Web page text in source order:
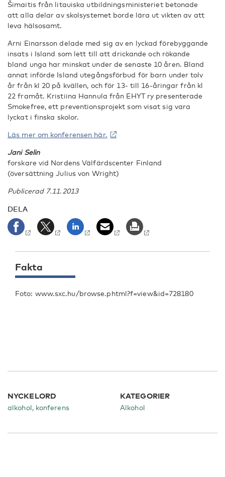
Šimaitis från litauiska utbildningsministeriet betonade
att alla delar av skolsystemet borde lära ut vikten av att
leva hälsosamt.
Arni Einarsson delade med sig av en lyckad förebyggande
insats i Island som lett till att drickande och rökande
bland unga har minskat under de senaste 10 åren. Bland
annat införde Island utegångsförbud för barn under tolv
år från kl 20 på kvällen, och för 13- till 16-åringar från kl
22 framåt. Kristiina Hannula från EHYT ry presenterade
Smokefree, ett preventionsprojekt som visat sig vara
lyckat i finska skolor.
Läs mer om konferensen här.
Jani Selin
forskare vid Nordens Välfärdscenter Finland
(översättning Julius von Wright)
Publicerad 7.11.2013
DELA
Fakta
Foto: www.sxc.hu/browse.phtml?f=view&id=728180
NYCKELORD
alkohol, konferens
KATEGORIER
Alkohol